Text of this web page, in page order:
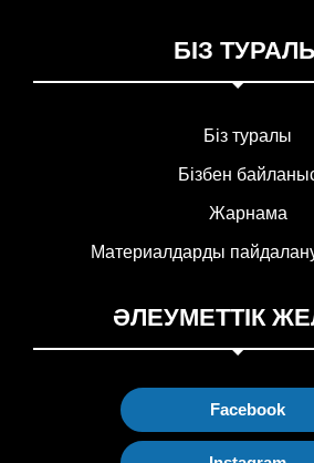
БІЗ
Біз туралы
Бізбен
Жарнама
Материалдарды
ӘЛЕУМЕТТІК
Facebook